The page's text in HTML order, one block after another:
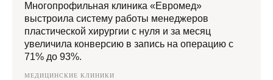
Многопрофильная клиника «Евромед»
выстроила систему работы менеджеров
пластической хирургии с нуля и за месяц
увеличила конверсию в запись на операцию с
71% до 93%.
МЕДИЦИНСКИЕ КЛИНИКИ